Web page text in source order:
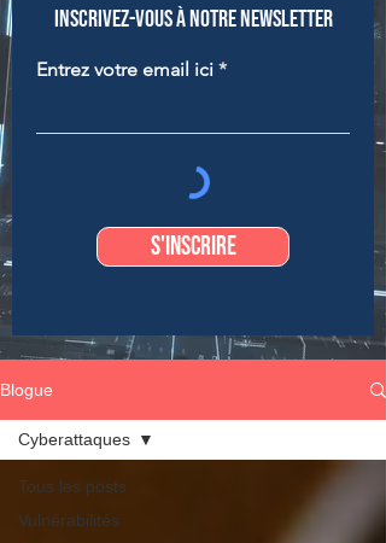
Inscrivez-vous à notre newsletter
Entrez votre email ici
S'inscrire
Blogue
Tous les posts
Vulnérabilités
Cyberattaques